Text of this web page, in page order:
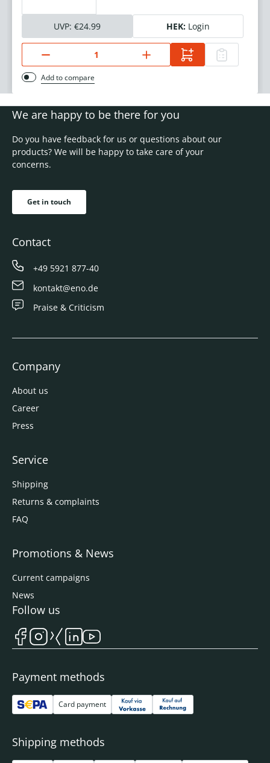
UVP: €24.99 HEK: Login
Add to compare
We are happy to be there for you
Do you have feedback for us or questions about our
products? We will be happy to take care of your
concerns.
Get in touch
Contact
+49 5921 877-40
kontakt@eno.de
Praise & Criticism
Company
About us
Career
Press
Service
Shipping
Returns & complaints
FAQ
Promotions & News
Current campaigns
News
Payment methods
Card payment
Shipping methods
Follow us